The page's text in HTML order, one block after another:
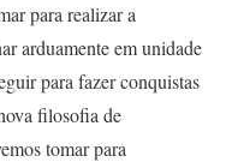
para realizar a
arduamente em unidade
para fazer conquistas
filosofia de
tomar para